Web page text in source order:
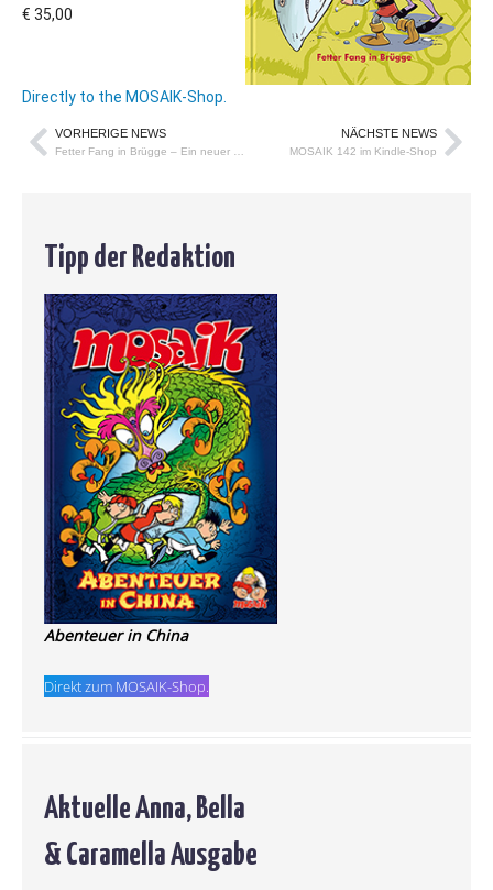
€ 35,00
Directly to the MOSAIK-Shop.
VORHERIGE NEWS NÄCHSTE NEWS
MOSAIK 142 im Kindle-Shop
Tipp der Redaktion
Abenteuer in China
Direkt zum MOSAIK-Shop.
Aktuelle Anna, Bella
& Caramella Ausgabe